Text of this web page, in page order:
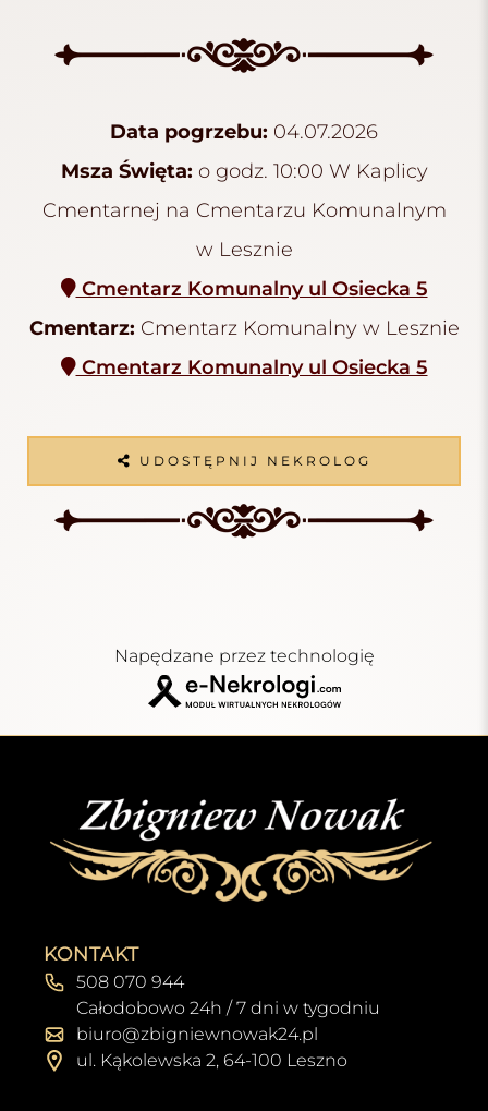
Data pogrzebu: 04.07.2026
Msza Święta: o godz. 10:00 W Kaplicy
Cmentarnej na Cmentarzu Komunalnym
w Lesznie
Cmentarz Komunalny ul Osiecka 5
Cmentarz: Cmentarz Komunalny w Lesznie
Cmentarz Komunalny ul Osiecka 5
UDOSTĘPNIJ NEKROLOG
Napędzane przez technologię
KONTAKT
508 070 944
Całodobowo 24h / 7 dni w tygodniu
biuro@zbigniewnowak24.pl
ul. Kąkolewska 2, 64-100 Leszno